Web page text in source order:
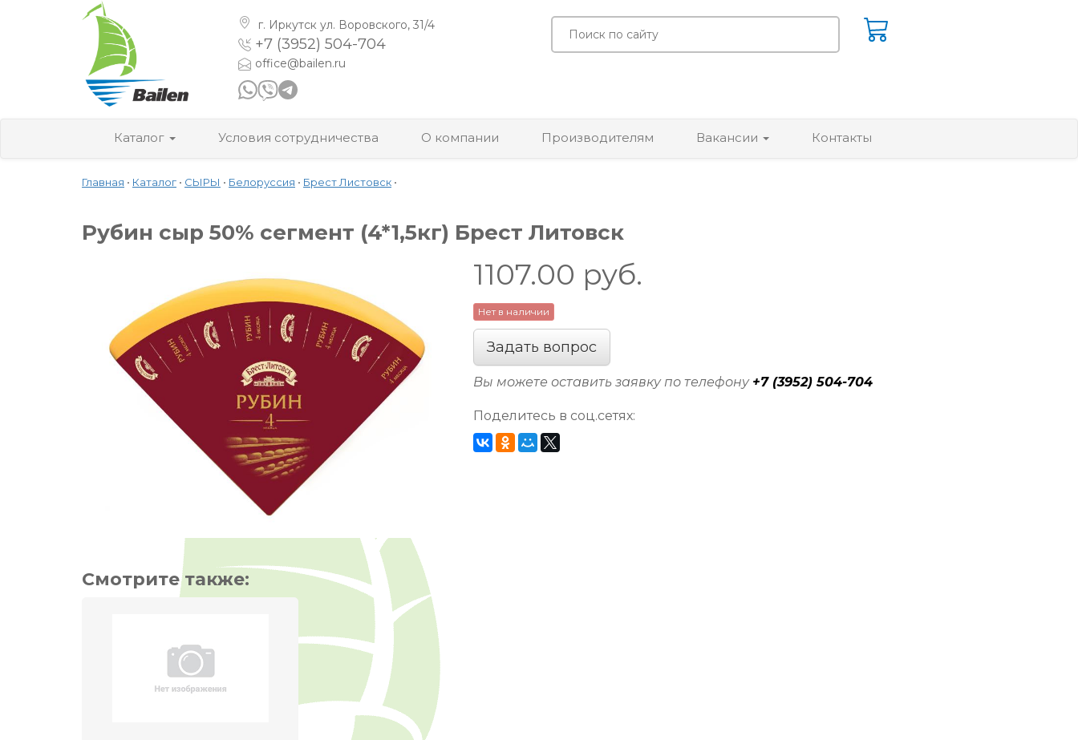
г. Иркутск ул. Воровского, 31/4
+7 (3952) 504-704
office@bailen.ru
Каталог Условия сотрудничества О компании Производителям Вакансии Контакты
Главная • Каталог • СЫРЫ • Белоруссия • Брест Листовск •
Рубин сыр 50% сегмент (4*1,5кг) Брест Литовск
1107.00 руб.
Нет в наличии
Задать вопрос
Вы можете оставить заявку по телефону +7 (3952) 504-704
Поделитесь в соц.сетях:
Смотрите также: